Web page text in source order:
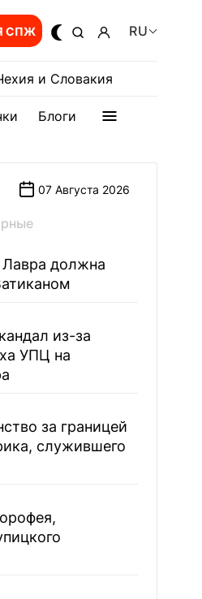
СПЖ RU
и Словакия
Блоги
07 Августа 2026
Лавра должна
из-за
УПЦ на
за границей
служившего